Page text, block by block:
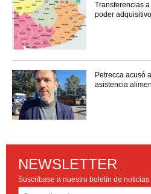
Transferencias
poder
Petrecca acusó
asistencia
NEWSLETTER
Suscríbase a nuestro boletín de noticias